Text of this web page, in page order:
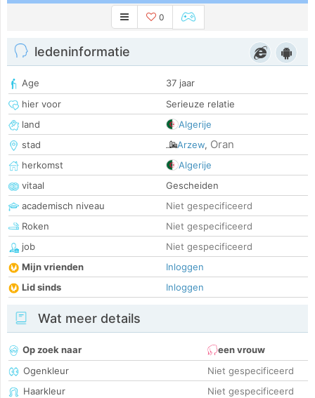
0
ledeninformatie
Age
37 jaar
hier voor
Serieuze relatie
land
Algerije
stad
Arzew, Oran
herkomst
Algerije
vitaal
Gescheiden
academisch niveau
Niet gespecificeerd
Roken
Niet gespecificeerd
job
Niet gespecificeerd
Mijn vrienden
Inloggen
Lid sinds
Inloggen
Wat meer details
Op zoek naar
een vrouw
Ogenkleur
Niet gespecificeerd
Haarkleur
Niet gespecificeerd